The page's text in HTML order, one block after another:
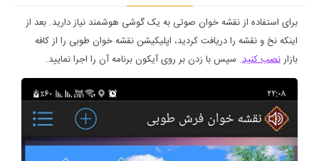
برای استفاده از نقشه خوان صوتی به یک گوشی هوشمند نیاز دارید. بعد از
اینکه نخ و نقشه را دریافت کردید، اپلیکیشن نقشه خوان طوبی را از کافه
بازارنصب کنید. سپس با زدن بر روی آیکون برنامه آن را اجرا نمایید.